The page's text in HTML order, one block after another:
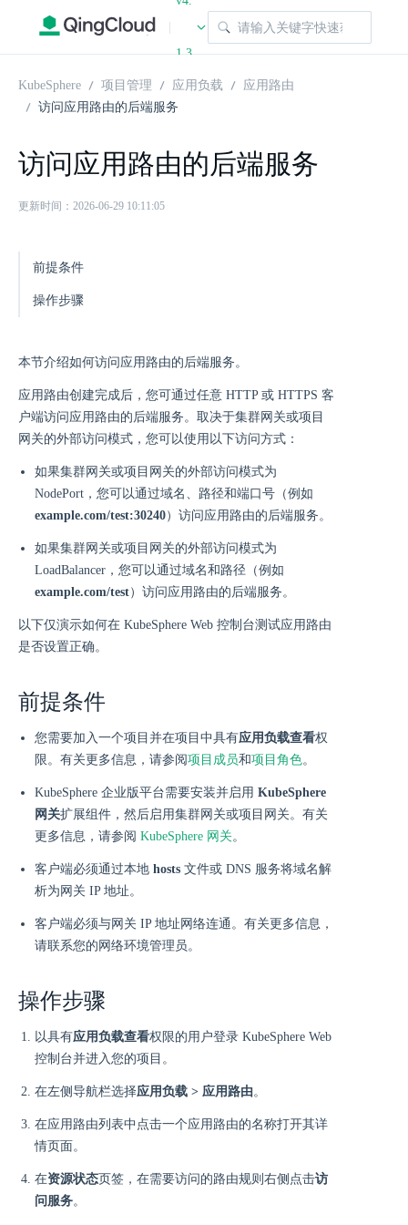
|
1.3
KubeSphere 项目管理 应用负载
应用路由
访问应用路由的后端服务
访问应用路由的后端服务
更新时间：2026-06-29 10:11:05
前提条件
操作步骤
本节介绍如何访问应用路由的后端服务。
应用路由创建完成后，您可通过任意 HTTP 或 HTTPS 客
户端访问应用路由的后端服务。取决于集群网关或项目
网关的外部访问模式，您可以使用以下访问方式：
如果集群网关或项目网关的外部访问模式为
NodePort，您可以通过域名、路径和端口号（例如
example.com/test:30240）访问应用路由的后端服务。
如果集群网关或项目网关的外部访问模式为
LoadBalancer，您可以通过域名和路径（例如
example.com/test）访问应用路由的后端服务。
以下仅演示如何在 KubeSphere Web 控制台测试应用路由
是否设置正确。
前提条件
您需要加入一个项目并在项目中具有应用负载查看权
限。有关更多信息，请参阅项目成员和项目角色。
KubeSphere 企业版平台需要安装并启用 KubeSphere
网关扩展组件，然后启用集群网关或项目网关。有关
更多信息，请参阅 KubeSphere 网关。
客户端必须通过本地 hosts 文件或 DNS 服务将域名解
析为网关 IP 地址。
客户端必须与网关 IP 地址网络连通。有关更多信息，
请联系您的网络环境管理员。
操作步骤
以具有应用负载查看权限的用户登录 KubeSphere Web
控制台并进入您的项目。
在左侧导航栏选择应用负载 > 应用路由。
在应用路由列表中点击一个应用路由的名称打开其详
情页面。
在资源状态页签，在需要访问的路由规则右侧点击访
问服务。